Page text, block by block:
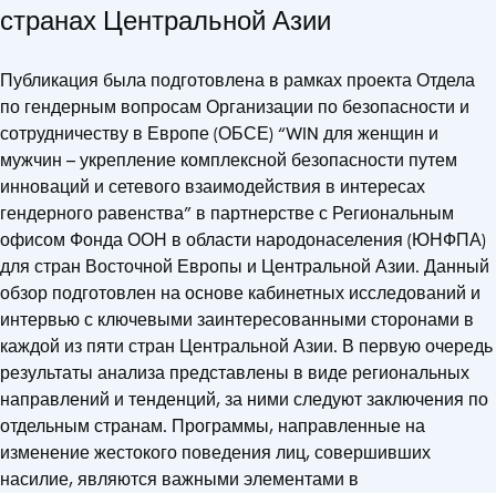
странах Центральной Азии
Публикация была подготовлена в рамках проекта Отдела
по гендерным вопросам Организации по безопасности и
сотрудничеству в Европе (ОБСЕ) “WIN для женщин и
мужчин – укрепление комплексной безопасности путем
инноваций и сетевого взаимодействия в интересах
гендерного равенства” в партнерстве с Региональным
офисом Фонда ООН в области народонаселения (ЮНФПА)
для стран Восточной Европы и Центральной Азии. Данный
обзор подготовлен на основе кабинетных исследований и
интервью с ключевыми заинтересованными сторонами в
каждой из пяти стран Центральной Азии. В первую очередь
результаты анализа представлены в виде региональных
направлений и тенденций, за ними следуют заключения по
отдельным странам. Программы, направленные на
изменение жестокого поведения лиц, совершивших
насилие, являются важными элементами в